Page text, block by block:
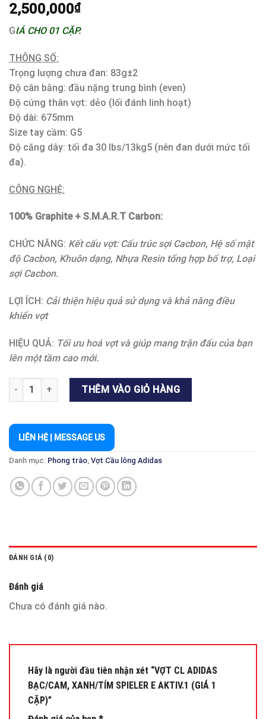
2,500,000₫
GIÁ CHO 01 CẶP.
THÔNG SỐ:
Trọng lượng chưa đan: 83g±2
Độ cân bằng: đầu nặng trung bình (even)
Độ cứng thân vợt: dẻo (lối đánh linh hoạt)
Độ dài: 675mm
Size tay cầm: G5
Độ căng dây: tối đa 30 lbs/13kg5 (nên đan dưới mức tối
đa).
CÔNG NGHỆ:
100% Graphite + S.M.A.R.T Carbon:
CHỨC NĂNG: Kết cấu vợt: Cấu trúc sợi Cacbon, Hệ số mật
độ Cacbon, Khuôn dạng, Nhựa Resin tổng hợp bổ trợ, Loại
sợi Cacbon.
LỢI ÍCH: Cải thiện hiệu quả sử dụng và khả năng điều
khiển vợt
HIỆU QUẢ: Tối ưu hoá vợt và giúp mang trận đấu của bạn
lên một tầm cao mới.
VỢT CL ADIDAS BẠC/CAM, XANH/TÍM SPIELER E AKTIV.1 (GIÁ
THÊM VÀO GIỎ HÀNG
LIÊN HỆ | MESSAGE US
Danh mục: Phong trào Vợt Cầu lông Adidas
ĐÁNH GIÁ (0)
Đánh giá
Chưa có đánh giá nào.
Hãy là người đầu tiên nhận xét “VỢT CL ADIDAS
BẠC/CAM, XANH/TÍM SPIELER E AKTIV.1 (GIÁ 1
CẶP)”